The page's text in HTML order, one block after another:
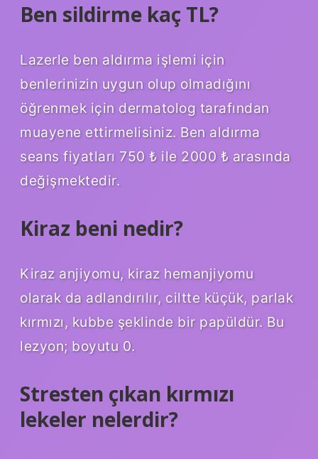
Ben sildirme kaç TL?
Lazerle ben aldırma işlemi için
benlerinizin uygun olup olmadığını
öğrenmek için dermatolog tarafından
muayene ettirmelisiniz. Ben aldırma
seans fiyatları 750 ₺ ile 2000 ₺ arasında
değişmektedir.
Kiraz beni nedir?
Kiraz anjiyomu, kiraz hemanjiyomu
olarak da adlandırılır, ciltte küçük, parlak
kırmızı, kubbe şeklinde bir papüldür. Bu
lezyon; boyutu 0.
Stresten çıkan kırmızı
lekeler nelerdir?